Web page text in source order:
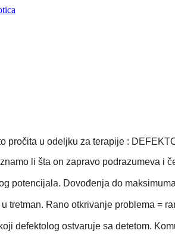
pročita u odeljku za terapije :
li šta on zapravo podrazumeva i
potencijala. Dovođenja do
Rano otkrivanje problema =
defektolog ostvaruje sa detetom.